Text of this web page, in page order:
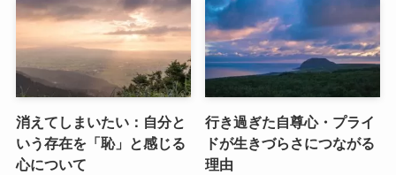
消えてしまいたい：自分と
いう存在を「恥」と感じる
心について
行き過ぎた自尊心・プライ
ドが生きづらさにつながる
理由